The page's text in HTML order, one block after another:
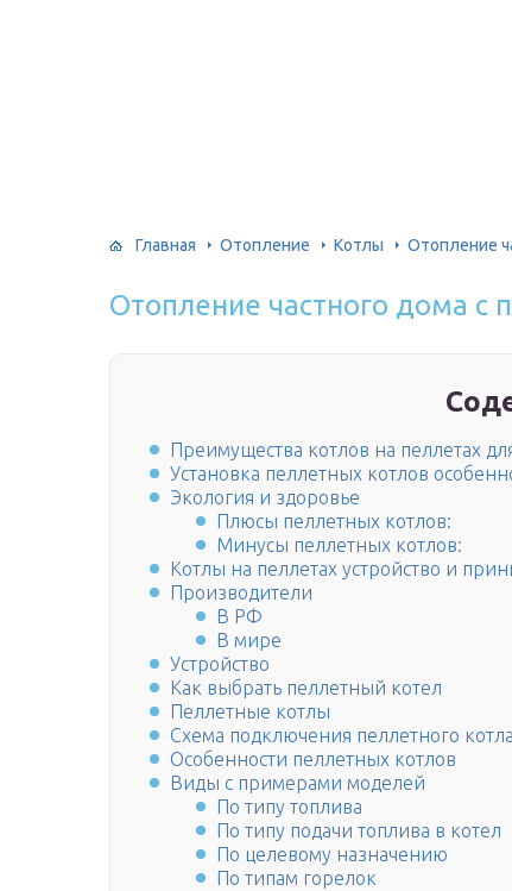
Главная Отопление Котлы Отопление
Отопление частного дома с
Преимущества котлов на пеллетах
Установка пеллетных котлов
Экология и здоровье
Плюсы пеллетных котлов:
Минусы пеллетных котлов:
Котлы на пеллетах устройство и
Производители
В РФ
В мире
Устройство
Как выбрать пеллетный котел
Пеллетные котлы
Схема подключения пеллетного котла
Особенности пеллетных котлов
Виды с примерами моделей
По типу топлива
По типу подачи топлива в котел
По целевому назначению
По типам горелок